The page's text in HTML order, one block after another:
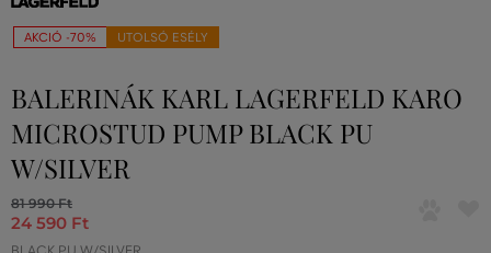
AKCIÓ -70% UTOLSÓ ESÉLY
BALERINÁK KARL LAGERFELD KARO
MICROSTUD PUMP BLACK PU
W/SILVER
81 990 Ft
24 590 Ft